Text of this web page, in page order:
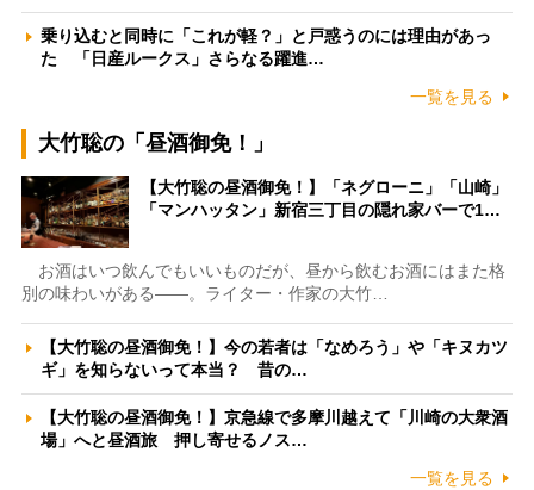
乗り込むと同時に「これが軽？」と戸惑うのには理由があっ
た 「日産ルークス」さらなる躍進…
一覧を見る
大竹聡の「昼酒御免！」
【大竹聡の昼酒御免！】「ネグローニ」「山崎」
「マンハッタン」新宿三丁目の隠れ家バーで1…
お酒はいつ飲んでもいいものだが、昼から飲むお酒にはまた格
別の味わいがある――。ライター・作家の大竹…
【大竹聡の昼酒御免！】今の若者は「なめろう」や「キヌカツ
ギ」を知らないって本当？ 昔の…
【大竹聡の昼酒御免！】京急線で多摩川越えて「川崎の大衆酒
場」へと昼酒旅 押し寄せるノス…
一覧を見る